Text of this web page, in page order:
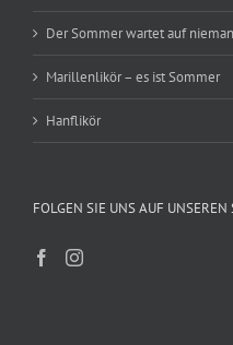
Der Sommer wartet auf
Marillenlikör – es ist Sommer
Hanflikör
FOLGEN SIE UNS AUF